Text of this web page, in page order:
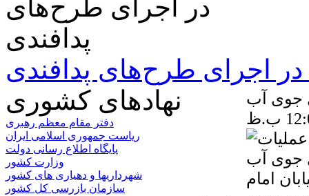
اجرای طرح‌های پدافندی
جوی آب
امام
نهادهای کشوری
دفتر مقام معظم رهبری
ریاست جمهوری اسلامی ایران
پایگاه اطلاع رسانی دولت
وزارت کشور
شهرداریها و دهیاری های کشور
سازمان بازرسی کل کشور